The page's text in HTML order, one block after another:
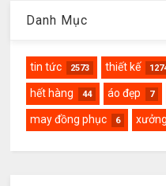
Danh Mục
tin tức 2573 thiết kế
hết hàng 44 áo đẹp 7
may đồng phục 6 xưởng